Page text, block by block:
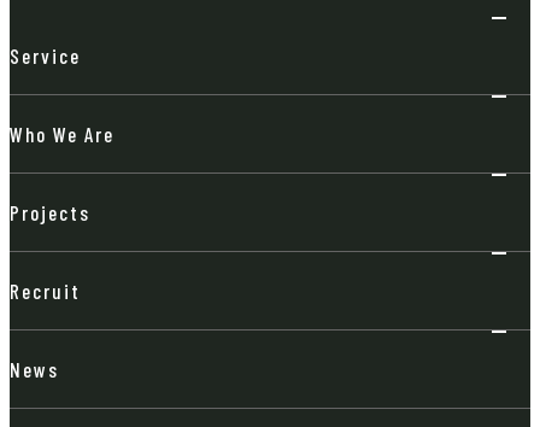
Service
Who We Are
Projects
Recruit
News